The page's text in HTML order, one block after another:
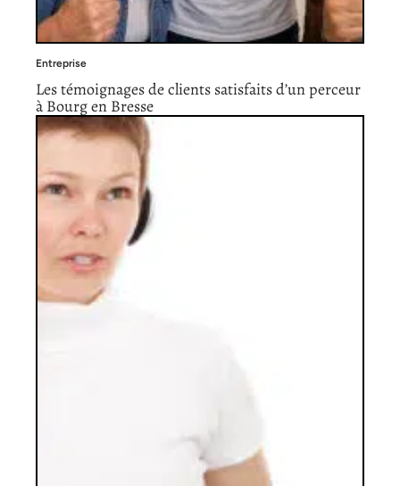
Entreprise
Les témoignages de clients satisfaits d’un perceur
à Bourg en Bresse